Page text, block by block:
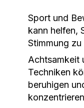
Sport und
kann helfen,
Stimmung zu
Achtsamkeit
Techniken
beruhigen